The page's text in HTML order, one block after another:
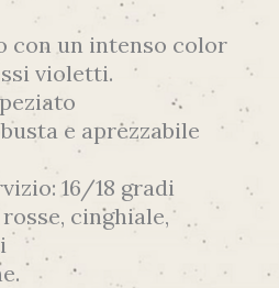
con un intenso color
violetti.
e aprezzabile
16/18 gradi
cinghiale,